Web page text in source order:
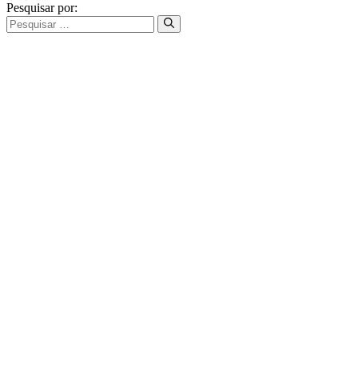
Pesquisar por: